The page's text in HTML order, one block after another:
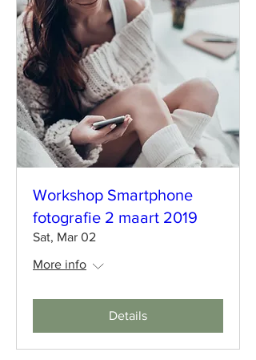
Workshop Smartphone
fotografie 2 maart 2019
Sat, Mar 02
More info
Details